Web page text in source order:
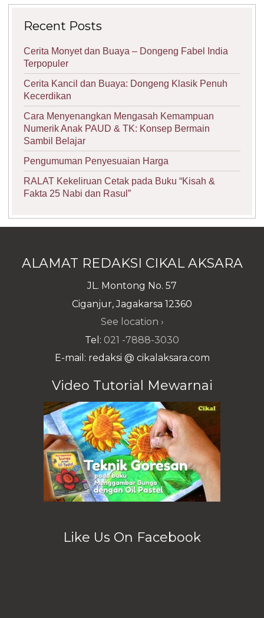
Recent Posts
Cerita Monyet dan Buaya – Dongeng Fabel India
Terpopuler
Cerita Kancil dan Buaya: Dongeng Klasik Penuh
Kecerdikan
Cara Menyenangkan Mengasah Kemampuan
Numerik Anak PAUD & TK: Konsep Bermain
Sambil Belajar
Pengumuman Penyesuaian Harga
RALAT Kekeliruan Cetak pada Buku “Kisah &
Fakta 25 Nabi dan Rasul”
ALAMAT REDAKSI CIKAL AKSARA
JL. Montong No. 57
Ciganjur, Jagakarsa 12360
See location ›
Tel: 021 -7888-3030
E-mail: redaksi @ cikalaksara.com
Video Tutorial Mewarnai
Like Us On Facebook